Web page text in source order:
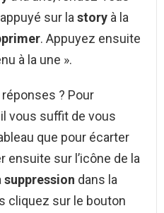
sur la story à la
. Appuyez ensuite
à la une ».
? Pour
il vous suffit de vous
que pour écarter
ensuite sur l’icône de la
suppression dans la
cliquez sur le bouton